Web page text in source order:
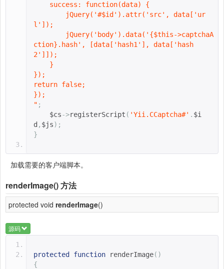
success: function(data) {
jQuery('#$id ').attr('src', data['ur
l']);
jQuery('body').data(' {$this->captchaA
ction} .hash', [data['hash1'], data['hash
2']]);
}
});
return false;
});
" ;
$cs->registerScript ( 'Yii.CCaptcha#' . $i
d , $js);
}
加载需要的客户端脚本。
renderImage()方法
protected void renderImage()
源码
protected function renderImage()
{